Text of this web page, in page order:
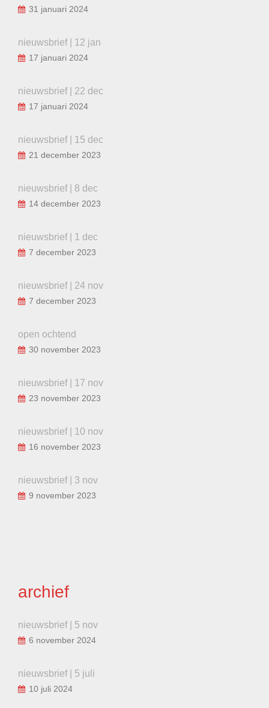
31 januari 2024
nieuwsbrief | 12 jan
17 januari 2024
nieuwsbrief | 22 dec
17 januari 2024
nieuwsbrief | 15 dec
21 december 2023
nieuwsbrief | 8 dec
14 december 2023
nieuwsbrief | 1 dec
7 december 2023
nieuwsbrief | 24 nov
7 december 2023
open ochtend
30 november 2023
nieuwsbrief | 17 nov
23 november 2023
nieuwsbrief | 10 nov
16 november 2023
nieuwsbrief | 3 nov
9 november 2023
archief
nieuwsbrief | 5 nov
6 november 2024
nieuwsbrief | 5 juli
10 juli 2024